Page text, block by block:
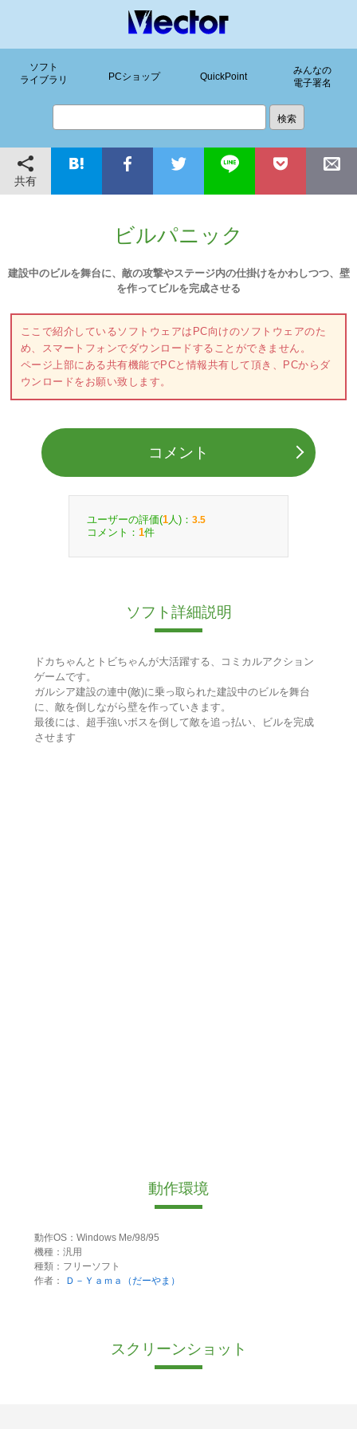
ソフト
ライブラリ
PCショップ QuickPoint
みんなの
電子署名
共有
ビルパニック
建設中のビルを舞台に、敵の攻撃やステージ内の仕掛けをかわしつつ、壁
を作ってビルを完成させる
ここで紹介しているソフトウェアはPC向けのソフトウェアのた
め、スマートフォンでダウンロードすることができません。
ページ上部にある共有機能でPCと情報共有して頂き、PCからダ
ウンロードをお願い致します。
コメント
ユーザーの評価(1 人)： 3.5
コメント： 1件
ソフト詳細説明
ドカちゃんとトビちゃんが大活躍する、コミカルアクション
ゲームです。
ガルシア建設の連中(敵)に乗っ取られた建設中のビルを舞台
に、敵を倒しながら壁を作っていきます。
最後には、超手強いボスを倒して敵を追っ払い、ビルを完成
させます
動作環境
動作OS：Windows Me/98/95
機種：汎用
種類：フリーソフト
作者：
Ｄ－Ｙａｍａ（だーやま）
スクリーンショット